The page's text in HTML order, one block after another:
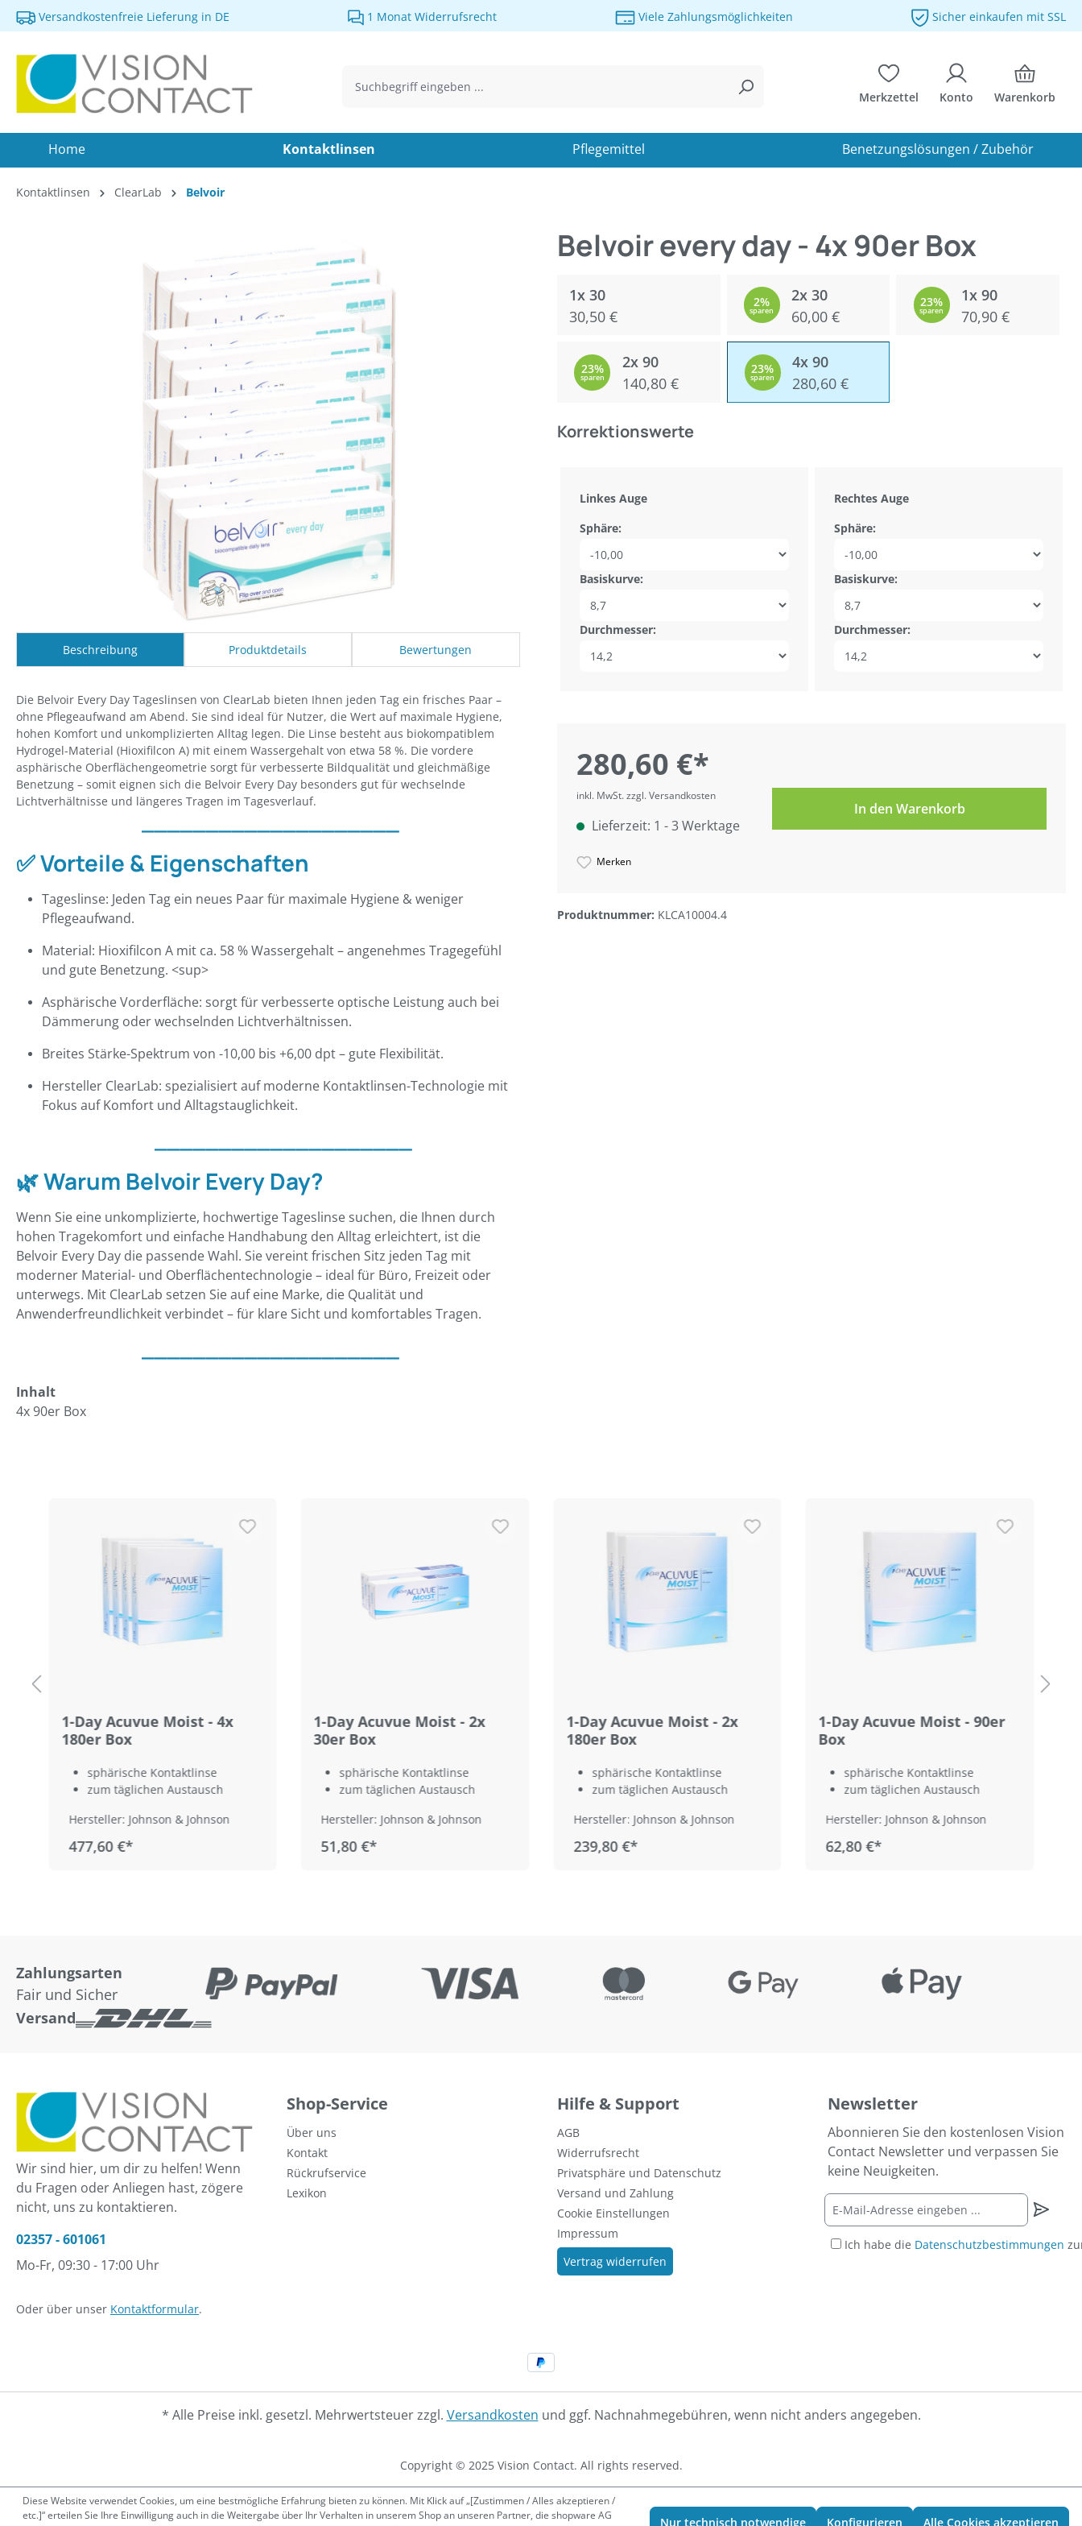
Zur Hauptnavigation springen
Versandkostenfreie Lieferung in DE 1 Monat Widerrufsrecht Viele Zahlungsmöglichkeiten Sicher einkaufen mit SSL
Merkzettel Konto Warenkorb
Home Kontaktlinsen Pflegemittel Benetzungslösungen / Zubehör
Kontaktlinsen ClearLab Belvoir
Beschreibung Produktdetails Bewertungen
Die Belvoir Every Day Tageslinsen von ClearLab bieten Ihnen jeden Tag ein frisches Paar –
ohne Pflegeaufwand am Abend. Sie sind ideal für Nutzer, die Wert auf maximale Hygiene,
hohen Komfort und unkomplizierten Alltag legen. Die Linse besteht aus biokompatiblem
Hydrogel-Material (Hioxifilcon A) mit einem Wassergehalt von etwa 58 %. Die vordere
asphärische Oberflächengeometrie sorgt für verbesserte Bildqualität und gleichmäßige
Benetzung – somit eignen sich die Belvoir Every Day besonders gut für wechselnde
Lichtverhältnisse und längeres Tragen im Tagesverlauf.
✅Vorteile & Eigenschaften
Tageslinse: Jeden Tag ein neues Paar für maximale Hygiene & weniger
Pflegeaufwand.
Material: Hioxifilcon A mit ca. 58 % Wassergehalt – angenehmes Tragegefühl
und gute Benetzung. <sup>
Asphärische Vorderfläche: sorgt für verbesserte optische Leistung auch bei
Dämmerung oder wechselnden Lichtverhältnissen.
Breites Stärke-Spektrum von -10,00 bis +6,00 dpt – gute Flexibilität.
Hersteller ClearLab: spezialisiert auf moderne Kontaktlinsen-Technologie mit
Fokus auf Komfort und Alltagstauglichkeit.
🌿Warum Belvoir Every Day?
Wenn Sie eine unkomplizierte, hochwertige Tageslinse suchen, die Ihnen durch
hohen Tragekomfort und einfache Handhabung den Alltag erleichtert, ist die
Belvoir Every Day die passende Wahl. Sie vereint frischen Sitz jeden Tag mit
moderner Material- und Oberflächentechnologie – ideal für Büro, Freizeit oder
unterwegs. Mit ClearLab setzen Sie auf eine Marke, die Qualität und
Anwenderfreundlichkeit verbindet – für klare Sicht und komfortables Tragen.
Inhalt
4x 90er Box
Belvoir every day - 4x 90er Box
1x 30
30,50 €
2%
sparen
2x 30
60,00 €
23%
sparen
1x 90
70,90 €
23%
sparen
2x 90
140,80 €
23%
sparen
4x 90
280,60 €
Korrektionswerte
Linkes Auge
Sphäre:
Basiskurve:
Durchmesser:
Rechtes Auge
Sphäre:
Basiskurve:
Durchmesser:
280,60 €*
inkl. MwSt. zzgl. Versandkosten
Lieferzeit: 1 - 3 Werktage
Merken
In den Warenkorb
Produktnummer: KLCA10004.4
1-Day Acuvue Moist - 4x
180er Box
sphärische Kontaktlinse
zum täglichen Austausch
Hersteller: Johnson & Johnson
477,60 €*
1-Day Acuvue Moist - 2x
30er Box
sphärische Kontaktlinse
zum täglichen Austausch
Hersteller: Johnson & Johnson
51,80 €*
1-Day Acuvue Moist - 2x
180er Box
sphärische Kontaktlinse
zum täglichen Austausch
Hersteller: Johnson & Johnson
239,80 €*
1-Day Acuvue Moist - 90er
Box
sphärische Kontaktlinse
zum täglichen Austausch
Hersteller: Johnson & Johnson
62,80 €*
Zahlungsarten
Fair und Sicher
Versand
Wir sind hier, um dir zu helfen! Wenn
du Fragen oder Anliegen hast, zögere
nicht, uns zu kontaktieren.
02357 - 601061
Mo-Fr, 09:30 - 17:00 Uhr
Oder über unser Kontaktformular.
Shop-Service
Über uns
Kontakt
Rückrufservice
Lexikon
Hilfe & Support
AGB
Widerrufsrecht
Privatsphäre und Datenschutz
Versand und Zahlung
Cookie Einstellungen
Impressum
Vertrag widerrufen
Newsletter
Abonnieren Sie den kostenlosen Vision
Contact Newsletter und verpassen Sie
keine Neuigkeiten.
Ich habe die Datenschutzbestimmungen
* Alle Preise inkl. gesetzl. Mehrwertsteuer zzgl. Versandkosten und ggf. Nachnahmegebühren, wenn nicht anders angegeben.
Copyright © 2025 Vision Contact. All rights reserved.
Diese Website verwendet Cookies, um eine bestmögliche Erfahrung bieten zu können. Mit Klick auf „[Zustimmen / Alles akzeptieren /
etc.]“ erteilen Sie Ihre Einwilligung auch in die Weitergabe über Ihr Verhalten in unserem Shop an unseren Partner, die shopware AG
Nur technisch notwendige Konfigurieren Alle Cookies akzeptieren